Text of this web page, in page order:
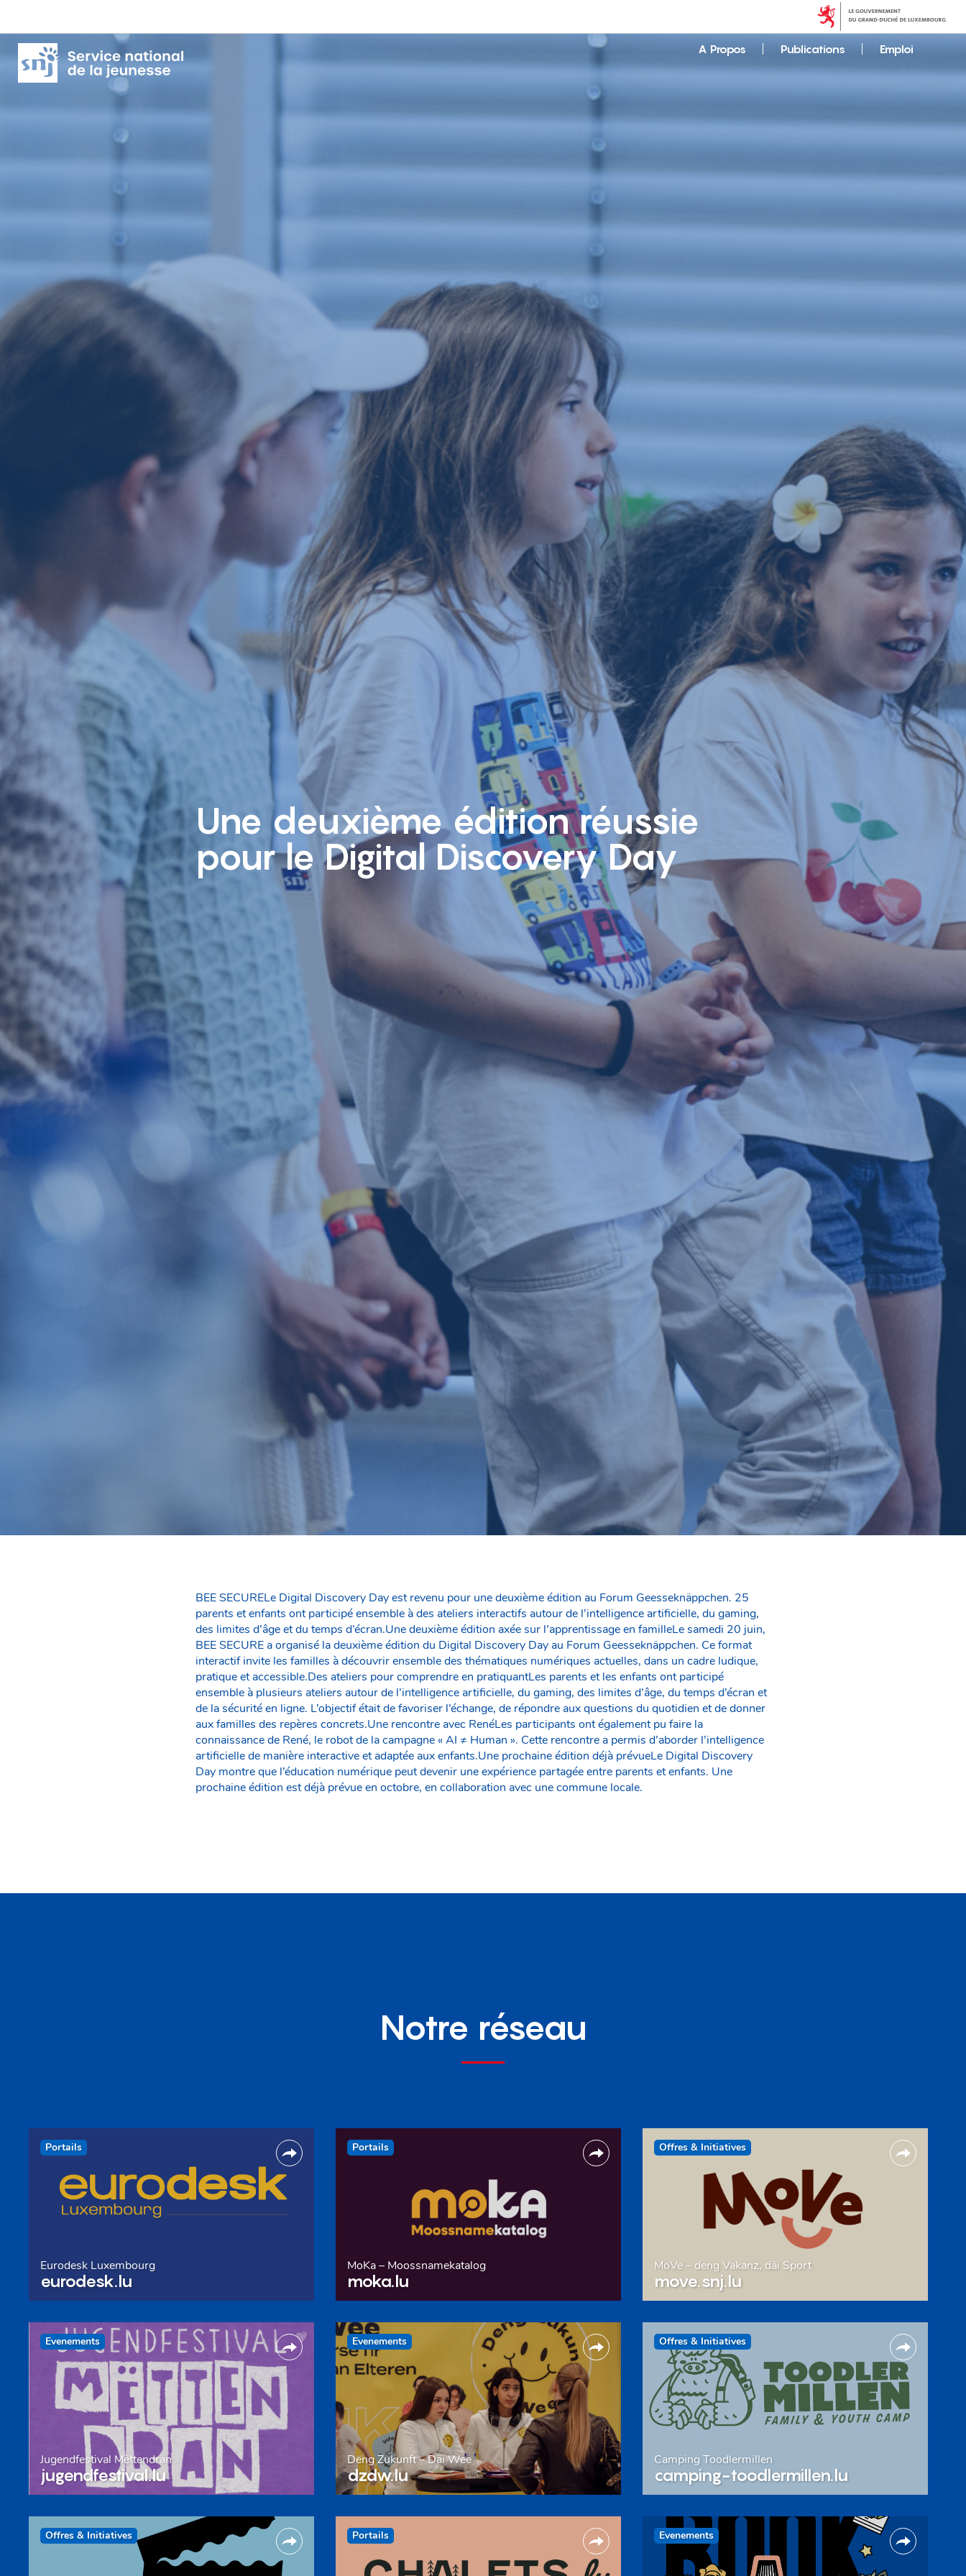
A Propos Publications Emploi
Une deuxième édition réussie
pour le Digital Discovery Day
BEE SECURELe Digital Discovery Day est revenu pour une deuxième édition au Forum Geesseknäppchen. 25
parents et enfants ont participé ensemble à des ateliers interactifs autour de l’intelligence artificielle, du gaming,
des limites d’âge et du temps d’écran.Une deuxième édition axée sur l’apprentissage en familleLe samedi 20 juin,
BEE SECURE a organisé la deuxième édition du Digital Discovery Day au Forum Geesseknäppchen. Ce format
interactif invite les familles à découvrir ensemble des thématiques numériques actuelles, dans un cadre ludique,
pratique et accessible.Des ateliers pour comprendre en pratiquantLes parents et les enfants ont participé
ensemble à plusieurs ateliers autour de l’intelligence artificielle, du gaming, des limites d’âge, du temps d’écran et
de la sécurité en ligne. L’objectif était de favoriser l’échange, de répondre aux questions du quotidien et de donner
aux familles des repères concrets.Une rencontre avec RenéLes participants ont également pu faire la
connaissance de René, le robot de la campagne « AI ≠ Human ». Cette rencontre a permis d’aborder l’intelligence
artificielle de manière interactive et adaptée aux enfants.Une prochaine édition déjà prévueLe Digital Discovery
Day montre que l’éducation numérique peut devenir une expérience partagée entre parents et enfants. Une
prochaine édition est déjà prévue en octobre, en collaboration avec une commune locale.
Notre réseau
Portails
Eurodesk Luxembourg
eurodesk.lu
Portails
MoKa – Moossnamekatalog
moka.lu
Offres & Initiatives
MoVe – deng Vakanz, däi Sport
move.snj.lu
Evenements
Jugendfestival Mëttendran
jugendfestival.lu
Evenements
Deng Zukunft – Däi Wee
dzdw.lu
Offres & Initiatives
Camping Toodlermillen
camping-toodlermillen.lu
Offres & Initiatives Portails Evenements